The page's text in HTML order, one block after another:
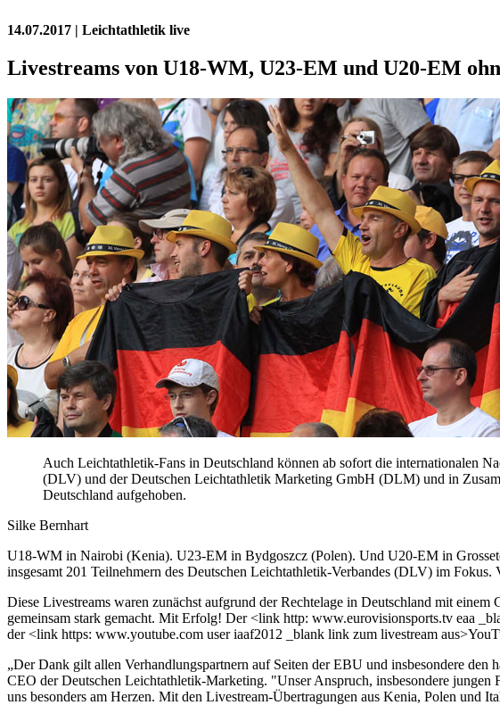
14.07.2017 | Leichtathletik live
Livestreams von U18-WM, U23-EM und U20-EM
Auch Leichtathletik-Fans in Deutschland können ab sofort die internationalen
(DLV) und der Deutschen Leichtathletik Marketing GmbH (DLM) und in
Deutschland aufgehoben.
Silke Bernhart
U18-WM in Nairobi (Kenia). U23-EM in Bydgoszcz (Polen). Und U20-EM in
insgesamt 201 Teilnehmern des Deutschen Leichtathletik-Verbandes (DLV) im
Diese Livestreams waren zunächst aufgrund der Rechtelage in Deutschland mit
gemeinsam stark gemacht. Mit Erfolg! Der <link http: www.eurovisionsports.tv eaa
der <link https: www.youtube.com user iaaf2012 _blank link zum livestream
„Der Dank gilt allen Verhandlungspartnern auf Seiten der EBU und insbesondere
CEO der Deutschen Leichtathletik-Marketing. "Unser Anspruch, insbesondere
uns besonders am Herzen. Mit den Livestream-Übertragungen aus Kenia, Polen und